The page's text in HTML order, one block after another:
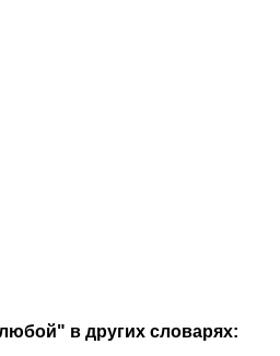
в других словарях: